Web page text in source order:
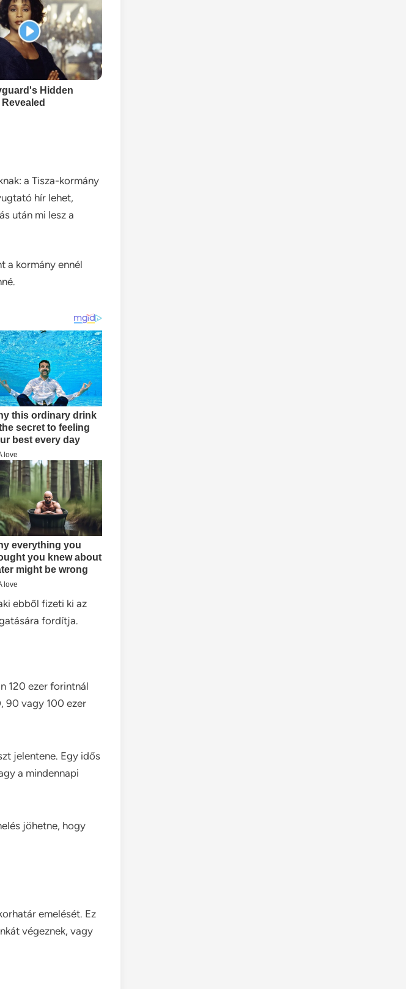
a Tisza-kormány
hír lehet,
után mi lesz a
a kormány ennél
ebből fizeti ki az
fordítja.
120 ezer forintnál
90 vagy 100 ezer
jelentene. Egy idős
a mindennapi
jöhetne, hogy
emelését. Ez
végeznek, vagy